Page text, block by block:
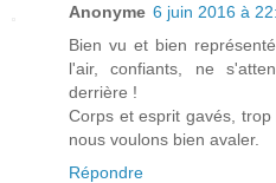
Anonyme 6 juin 2016 à
Bien vu et bien
l'air, confiants, ne
derrière !
Corps et esprit gavés,
nous voulons bien avaler.
Répondre